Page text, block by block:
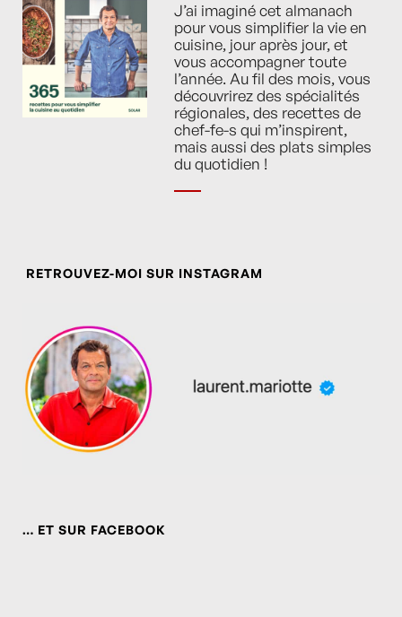
J’ai imaginé cet almanach
pour vous simplifier la vie en
cuisine, jour après jour, et
vous accompagner toute
l’année. Au fil des mois, vous
découvrirez des spécialités
régionales, des recettes de
chef-fe-s qui m’inspirent,
mais aussi des plats simples
du quotidien !
RETROUVEZ-MOI SUR INSTAGRAM
… ET SUR FACEBOOK